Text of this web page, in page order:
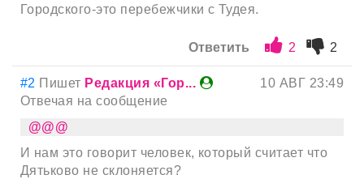
Городского-это перебежчики с Тудея.
Ответить 2 2
#2 Пишет Редакция «Гор...
10 АВГ 23:49
Отвечая на сообщение
@@@
И нам это говорит человек, который считает что
Дятьково не склоняется?